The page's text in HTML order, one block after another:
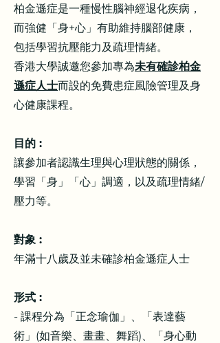
柏金遜症是一種慢性腦神經退化疾病，
而強健「身+心」有助維持腦部健康，
包括學習抗壓能力及疏理情緒。
香港大學誠邀您參加專為未有確診柏金
遜症人士而設的免費患症風險管理及身
心健康課程。
目的 :
讓參加者認識生理與心理狀態的關係，
學習「身」「心」調適，以及疏理情緒/
壓力等。
對象 :
年滿十八歲及並未確診柏金遜症人士
形式 :​​​​
- 課程分為「正念瑜伽」、「表達藝
術」(如音樂、畫畫、舞蹈)、「身心動